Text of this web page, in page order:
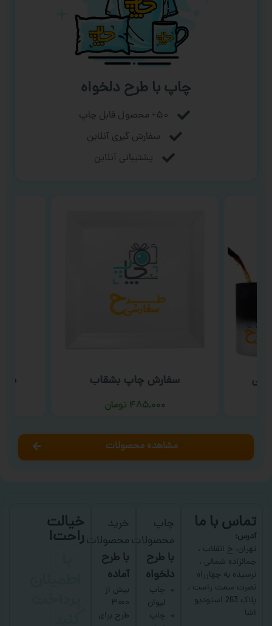
چاپ با طرح دلخواه
۵۰+ محصول قابل چاپ
سفارش گیری آنلاین
پشتیبانی آنلاین
سفارش چاپ بشقاب
۴۸۵,۰۰۰ تومان
مشاهده محصولات
تماس با ما
آدرس:
تهران، خ انقلاب ،
جمالزاده شمالی ،
نرسیده به چهارراه
نصرت سمت راست ،
پلاک 263 استودیو
اشا
چاپ
محصولات
با طرح
دلخواه
چاپ
لیوان
چاپ
خرید
محصولات
با طرح
آماده
بیش از
۳۰۰۰
طرح برای
خیالت
راحت!